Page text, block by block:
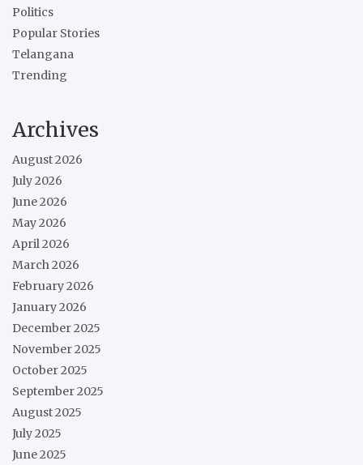
Politics
Popular Stories
Telangana
Trending
Archives
August 2026
July 2026
June 2026
May 2026
April 2026
March 2026
February 2026
January 2026
December 2025
November 2025
October 2025
September 2025
August 2025
July 2025
June 2025